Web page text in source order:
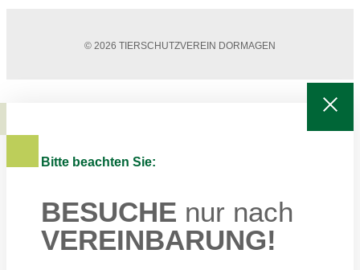
© 2026 TIERSCHUTZVEREIN DORMAGEN
Bitte beachten Sie:
BESUCHE nur nach
VEREINBARUNG!